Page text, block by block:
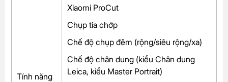
Tính năng
Xiaomi ProCut
Chụp tia chớp
Chế độ chụp đêm (rộng/siêu rộng/xa)
Chế độ chân dung (kiểu Chân dung
Leica, kiểu Master Portrait)